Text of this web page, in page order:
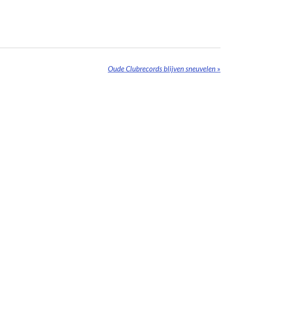
Oude Clubrecords blijven sneuvelen »